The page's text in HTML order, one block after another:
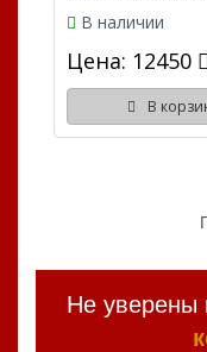
В наличии
Цена: 12450
В
Не уверены